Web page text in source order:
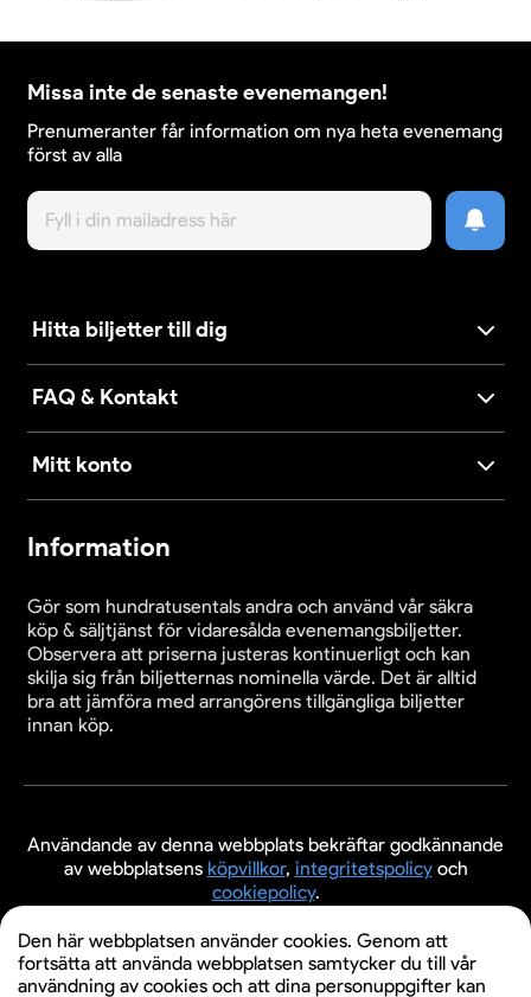
Missa inte de senaste evenemangen!
Prenumeranter får information om nya heta evenemang
först av alla
Hitta biljetter till dig
FAQ & Kontakt
Mitt konto
Information
Gör som hundratusentals andra och använd vår säkra
köp & säljtjänst för vidaresålda evenemangsbiljetter.
Observera att priserna justeras kontinuerligt och kan
skilja sig från biljetternas nominella värde. Det är alltid
bra att jämföra med arrangörens tillgängliga biljetter
innan köp.
Användande av denna webbplats bekräftar godkännande
av webbplatsens köpvillkor, integritetspolicyoch
cookiepolicy.
© 2026 Evenemangsbiljetter.se
Den här webbplatsen använder cookies. Genom att
fortsätta att använda webbplatsen samtycker du till vår
användning av cookies och att dina personuppgifter kan